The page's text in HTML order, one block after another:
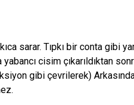
sarar. Tıpkı bir conta gibi
cisim çıkarıldıktan
gibi çevrilerek)